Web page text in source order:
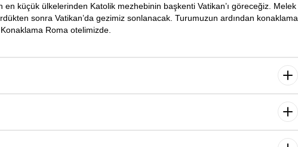
en küçük ülkelerinden Katolik mezhebinin başkenti Vatikan’ı göreceğiz. Melek
sonra Vatikan’da gezimiz sonlanacak. Turumuzun ardından konaklama
Roma otelimizde.
Gezimizin ardından serbest zamanda dilediğiniz etkinlikleri yapabilirsiniz.